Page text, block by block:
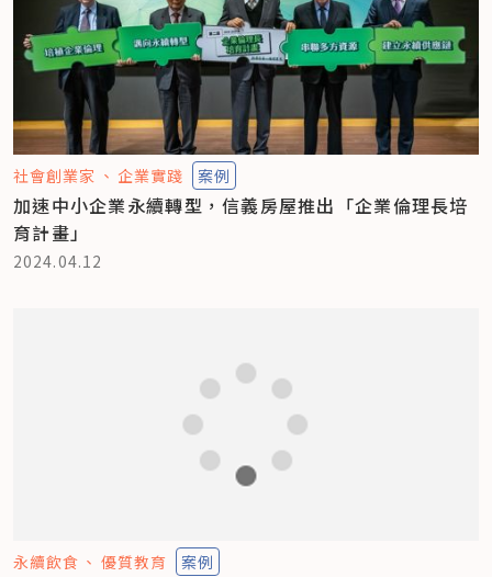
社會創業家 企業實踐 案例
加速中小企業永續轉型，信義房屋推出「企業倫理長培
育計畫」
2024.04.12
永續飲食 優質教育 案例